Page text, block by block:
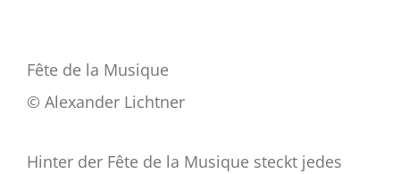
Fête de la Musique
© Alexander Lichtner
Hinter der Fête de la Musique steckt jedes